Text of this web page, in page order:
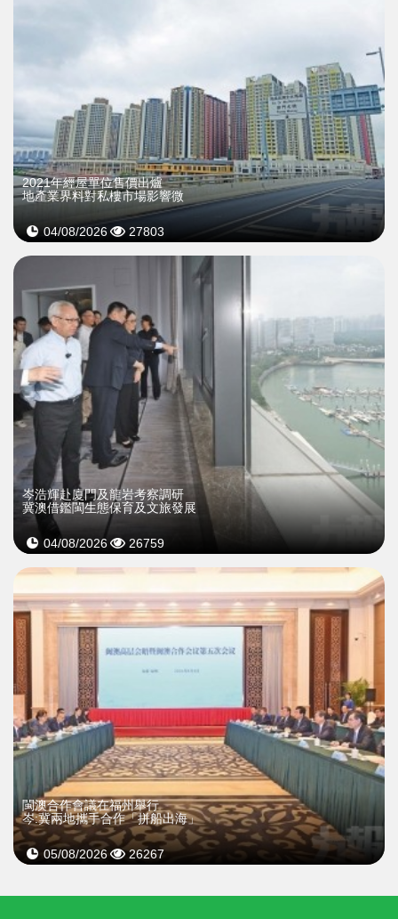
2021年經屋單位售價出爐
地產業界料對私樓市場影響微
04/08/2026 27803
岑浩輝赴廈門及龍岩考察調研
冀澳借鑑閩生態保育及文旅發展
04/08/2026 26759
閩澳合作會議在福州舉行
岑:冀兩地攜手合作「拼船出海」
05/08/2026 26267